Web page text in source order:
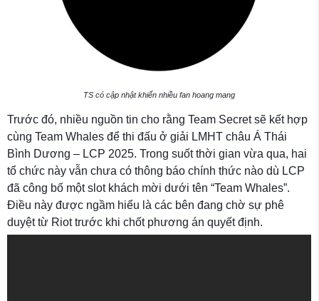
TS có cập nhật khiến nhiều fan hoang mang
Trước đó, nhiều nguồn tin cho rằng Team Secret sẽ kết hợp
cùng Team Whales để thi đấu ở giải LMHT châu Á Thái
Bình Dương – LCP 2025. Trong suốt thời gian vừa qua, hai
tổ chức này vẫn chưa có thông báo chính thức nào dù LCP
đã công bố một slot khách mời dưới tên “Team Whales”.
Điều này được ngầm hiểu là các bên đang chờ sự phê
duyệt từ Riot trước khi chốt phương án quyết định.